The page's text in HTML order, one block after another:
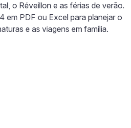
o Réveillon e as férias de verão.
em PDF ou Excel para planejar o
e as viagens em família.